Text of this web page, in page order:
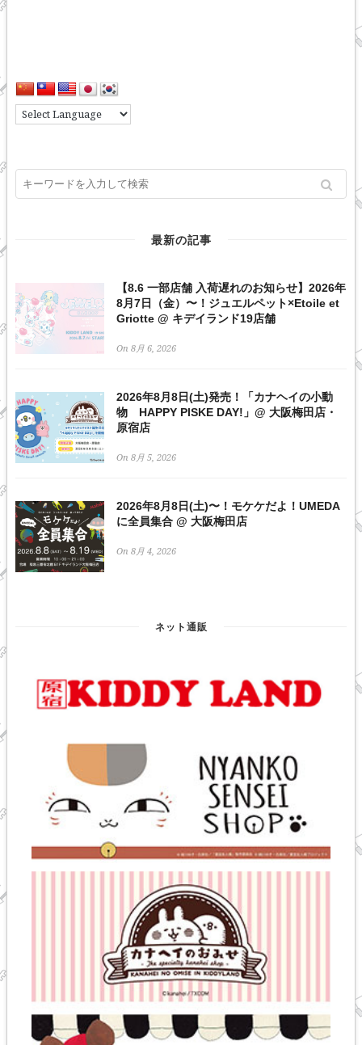
最新の記事
【8.6 一部店舗 入荷遅れのお知らせ】2026年
8月7日（金）〜！ジュエルペット×Etoile et
Griotte @ キデイランド19店舗
On 8月 6, 2026
2026年8月8日(土)発売！「カナヘイの小動
物 HAPPY PISKE DAY!」@ 大阪梅田店・
原宿店
On 8月 5, 2026
2026年8月8日(土)〜！モケケだよ！UMEDA
に全員集合 @ 大阪梅田店
On 8月 4, 2026
ネット通販